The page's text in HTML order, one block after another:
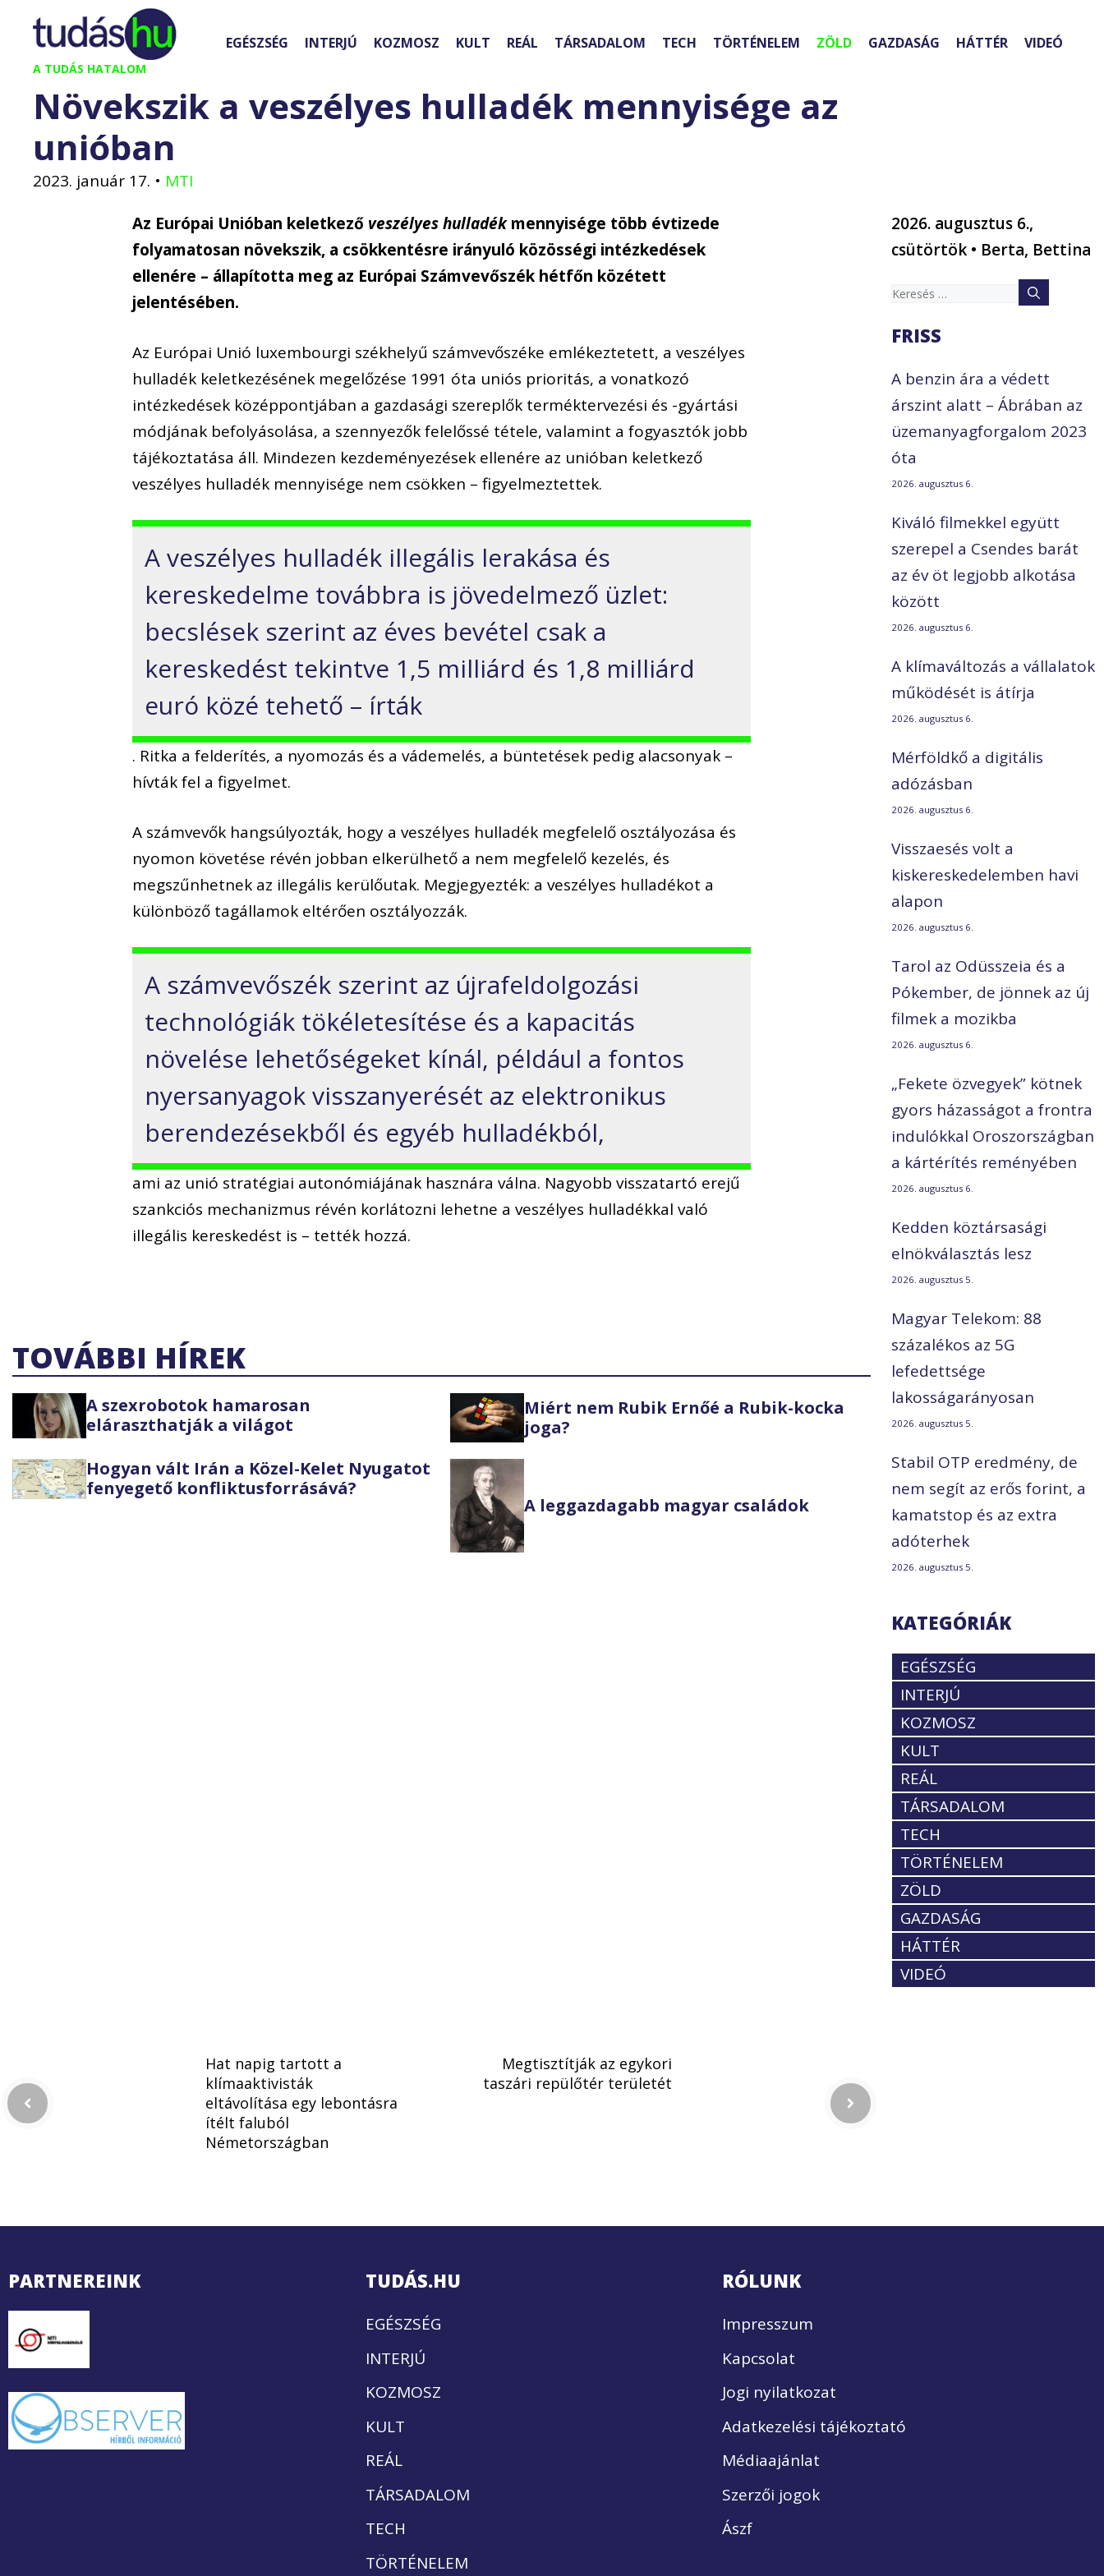
Kilépés
tartalomba
A TUDÁS HATALOM
EGÉSZSÉG INTERJÚ KOZMOSZ KULT REÁL TÁRSADALOM TECH TÖRTÉNELEM ZÖLD GAZDASÁG HÁTTÉR VIDEÓ
Növekszik a veszélyes hulladék mennyisége az
unióban
2023. január 17. • MTI
Az Európai Unióban keletkező veszélyes hulladékmennyisége több évtizede
folyamatosan növekszik, a csökkentésre irányuló közösségi intézkedések
ellenére – állapította meg az Európai Számvevőszék hétfőn közétett
jelentésében.
Az Európai Unió luxembourgi székhelyű számvevőszéke emlékeztetett, a veszélyes
hulladék keletkezésének megelőzése 1991 óta uniós prioritás, a vonatkozó
intézkedések középpontjában a gazdasági szereplők terméktervezési és -gyártási
módjának befolyásolása, a szennyezők felelőssé tétele, valamint a fogyasztók jobb
tájékoztatása áll. Mindezen kezdeményezések ellenére az unióban keletkező
veszélyes hulladék mennyisége nem csökken – figyelmeztettek.
A veszélyes hulladék illegális lerakása és
kereskedelme továbbra is jövedelmező üzlet:
becslések szerint az éves bevétel csak a
kereskedést tekintve 1,5 milliárd és 1,8 milliárd
euró közé tehető – írták
. Ritka a felderítés, a nyomozás és a vádemelés, a büntetések pedig alacsonyak –
hívták fel a figyelmet.
A számvevők hangsúlyozták, hogy a veszélyes hulladék megfelelő osztályozása és
nyomon követése révén jobban elkerülhető a nem megfelelő kezelés, és
megszűnhetnek az illegális kerülőutak. Megjegyezték: a veszélyes hulladékot a
különböző tagállamok eltérően osztályozzák.
A számvevőszék szerint az újrafeldolgozási
technológiák tökéletesítése és a kapacitás
növelése lehetőségeket kínál, például a fontos
nyersanyagok visszanyerését az elektronikus
berendezésekből és egyéb hulladékból,
ami az unió stratégiai autonómiájának hasznára válna. Nagyobb visszatartó erejű
szankciós mechanizmus révén korlátozni lehetne a veszélyes hulladékkal való
illegális kereskedést is – tették hozzá.
TOVÁBBI HÍREK
A szexrobotok hamarosan
eláraszthatják a világot
Miért nem Rubik Ernőé a Rubik-kocka
joga?
Hogyan vált Irán a Közel-Kelet Nyugatot
fenyegető konfliktusforrásává?
A leggazdagabb magyar családok
2026. augusztus 6.,
csütörtök • Berta, Bettina
Keresés:
FRISS
A benzin ára a védett
árszint alatt – Ábrában az
üzemanyagforgalom 2023
óta
2026. augusztus 6.
Kiváló filmekkel együtt
szerepel a Csendes barát
az év öt legjobb alkotása
között
2026. augusztus 6.
A klímaváltozás a vállalatok
működését is átírja
2026. augusztus 6.
Mérföldkő a digitális
adózásban
2026. augusztus 6.
Visszaesés volt a
kiskereskedelemben havi
alapon
2026. augusztus 6.
Tarol az Odüsszeia és a
Pókember, de jönnek az új
filmek a mozikba
2026. augusztus 6.
„Fekete özvegyek” kötnek
gyors házasságot a frontra
indulókkal Oroszországban
a kártérítés reményében
2026. augusztus 6.
Kedden köztársasági
elnökválasztás lesz
2026. augusztus 5.
Magyar Telekom: 88
százalékos az 5G
lefedettsége
lakosságarányosan
2026. augusztus 5.
Stabil OTP eredmény, de
nem segít az erős forint, a
kamatstop és az extra
adóterhek
2026. augusztus 5.
KATEGÓRIÁK
EGÉSZSÉG
INTERJÚ
KOZMOSZ
KULT
REÁL
TÁRSADALOM
TECH
TÖRTÉNELEM
ZÖLD
GAZDASÁG
HÁTTÉR
VIDEÓ
Hat napig tartott a
klímaaktivisták
eltávolítása egy lebontásra
ítélt faluból
Németországban
Megtisztítják az egykori
taszári repülőtér területét
PARTNEREINK TUDÁS.HU
EGÉSZSÉG
INTERJÚ
KOZMOSZ
KULT
REÁL
TÁRSADALOM
TECH
TÖRTÉNELEM
RÓLUNK
Impresszum
Kapcsolat
Jogi nyilatkozat
Adatkezelési tájékoztató
Médiaajánlat
Szerzői jogok
Ászf